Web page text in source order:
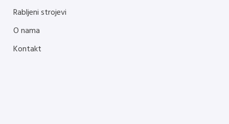
Rabljeni strojevi
O nama
Kontakt